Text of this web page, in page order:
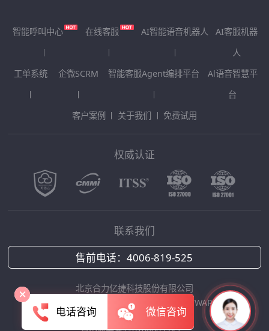
智能呼叫中心 在线客服 AI智能语音机器人
AI客服机器
人
工单系统
企微SCRM 智能客服Agent编排平台
Al语音智慧平
台
客户案例
关于我们 免费试用
权威认证
联系我们
售前电话：4006-819-525
北京合力亿捷科技股份有限公司
Copyright © 2025 HOLLYCRM SOFTWARE
京ICP备12042422号-1
电话咨询 微信咨询